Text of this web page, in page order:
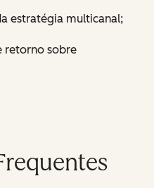
estratégia multicanal;
retorno sobre